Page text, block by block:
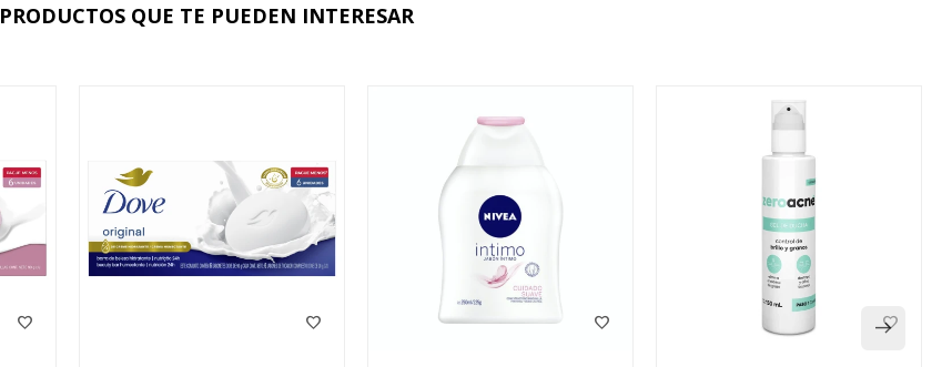
PRODUCTOS QUE TE PUEDEN INTERESAR